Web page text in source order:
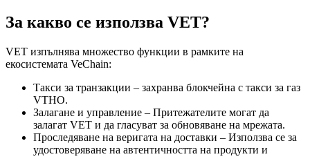
За какво се използва VET?
VET изпълнява множество функции в рамките на
екосистемата VeChain:
Такси за транзакции – захранва блокчейна с такси за газ
VTHO.
Залагане и управление – Притежателите могат да
залагат VET и да гласуват за обновяване на мрежата.
Проследяване на веригата на доставки – Използва се за
удостоверяване на автентичността на продукти и